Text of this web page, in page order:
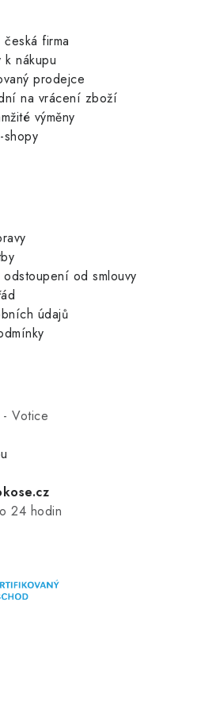
česká firma
k nákupu
prodejce
na vrácení zboží
výměny
odstoupení od smlouvy
údajů
Votice
24 hodin